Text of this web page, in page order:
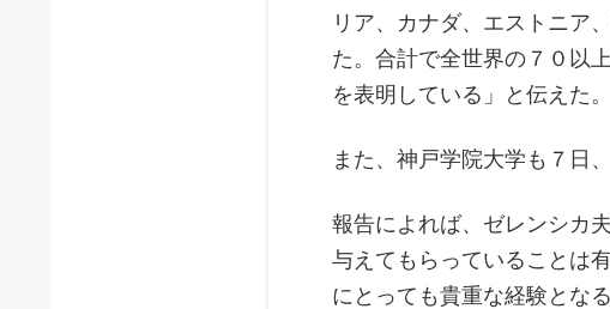
リア、カナダ、エストニア
た。合計で全世界の７０以
を表明している」と伝えた。
また、神戸学院大学も７日
報告によれば、ゼレンシカ
与えてもらっていることは
にとっても貴重な経験とな